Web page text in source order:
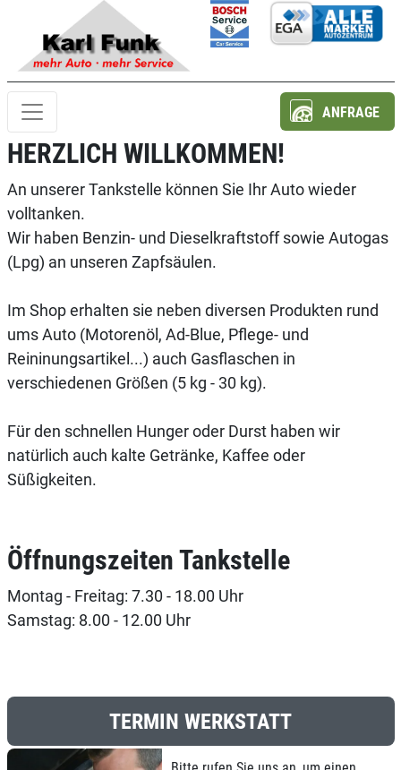
ANFRAGE
HERZLICH WILLKOMMEN!
An unserer Tankstelle können Sie Ihr Auto wieder
volltanken.
Wir haben Benzin- und Dieselkraftstoff sowie Autogas
(Lpg) an unseren Zapfsäulen.
Im Shop erhalten sie neben diversen Produkten rund
ums Auto (Motorenöl, Ad-Blue, Pflege- und
Reininungsartikel...) auch Gasflaschen in
verschiedenen Größen (5 kg - 30 kg).
Für den schnellen Hunger oder Durst haben wir
natürlich auch kalte Getränke, Kaffee oder
Süßigkeiten.
Öffnungszeiten Tankstelle
Montag - Freitag: 7.30 - 18.00 Uhr
Samstag: 8.00 - 12.00 Uhr
TERMIN WERKSTATT